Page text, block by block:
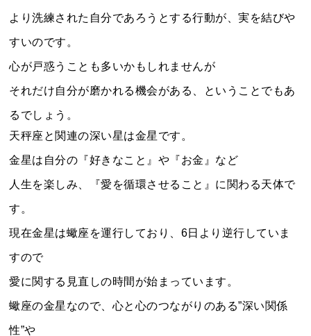
より洗練された自分であろうとする行動が、実を結びや
すいのです。
心が戸惑うことも多いかもしれませんが
それだけ自分が磨かれる機会がある、ということでもあ
るでしょう。
天秤座と関連の深い星は金星です。
金星は自分の『好きなこと』や『お金』など
人生を楽しみ、『愛を循環させること』に関わる天体で
す。
現在金星は蠍座を運行しており、6日より逆行していま
すので
愛に関する見直しの時間が始まっています。
蠍座の金星なので、心と心のつながりのある”深い関係
性”や